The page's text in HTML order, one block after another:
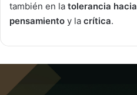
también en la tolerancia
pensamiento y la crítica.